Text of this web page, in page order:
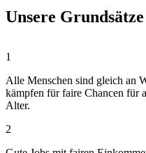
Unsere Grundsätze
1
Alle Menschen sind gleich an
kämpfen für faire Chancen für
Alter.
2